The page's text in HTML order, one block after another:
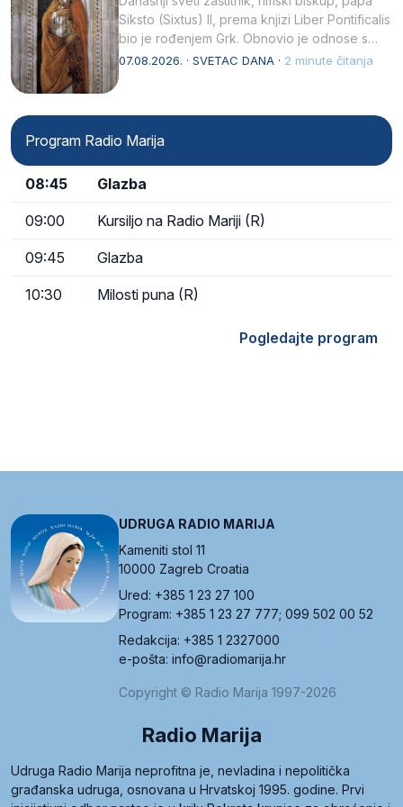
Siksto (Sixtus) II, prema knjizi Liber Pontificalis
bio je rođenjem Grk. Obnovio je odnose s
afričkim…
07.08.2026. · SVETAC DANA · 2 minute čitanja
Program Radio Marija
08:45 Glazba
09:00 Kursiljo na Radio Mariji (R)
09:45 Glazba
10:30 Milosti puna (R)
Pogledajte program
UDRUGA RADIO MARIJA
Kameniti stol 11
10000 Zagreb Croatia
Ured: +385 1 23 27 100
Program: +385 1 23 27 777; 099 502 00 52
Redakcija: +385 1 2327000
e-pošta: info@radiomarija.hr
Copyright © Radio Marija 1997-2026
Radio Marija
Udruga Radio Marija neprofitna je, nevladina i nepolitička
građanska udruga, osnovana u Hrvatskoj 1995. godine. Prvi